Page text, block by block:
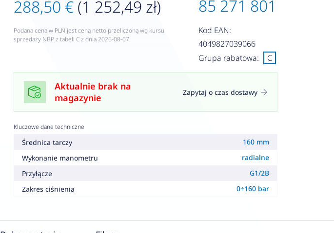
288,50 € (1 252,49 zł)
Podana cena w PLN jest ceną netto przeliczoną wg kursu
sprzedaży NBP z tabeli C z dnia 2026-08-07
85 271 801
Kod EAN:
4049827039066
Grupa rabatowa:
C
Aktualnie brak na
magazynie
Zapytaj o czas dostawy
Kluczowe dane techniczne
Średnica tarczy
160 mm
Wykonanie manometru
radialne
Przyłącze
G1/2B
Zakres ciśnienia
0÷160 bar